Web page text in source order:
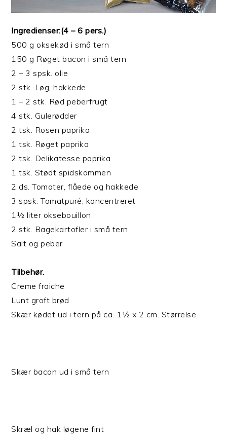
Ingredienser:(4 – 6 pers.)
500 g oksekød i små tern
150 g Røget bacon i små tern
2 – 3 spsk. olie
2 stk. Løg, hakkede
1 – 2 stk. Rød peberfrugt
4 stk. Gulerødder
2 tsk. Rosen paprika
1 tsk. Røget paprika
2 tsk. Delikatesse paprika
1 tsk. Stødt spidskommen
2 ds. Tomater, flåede og hakkede
3 spsk. Tomatpuré, koncentreret
1½ liter oksebouillon
2 stk. Bagekartofler i små tern
Salt og peber
Tilbehør.
Creme fraiche
Lunt groft brød
Skær kødet ud i tern på ca. 1½ x 2 cm. Størrelse
Skær bacon ud i små tern
Skræl og hak løgene fint